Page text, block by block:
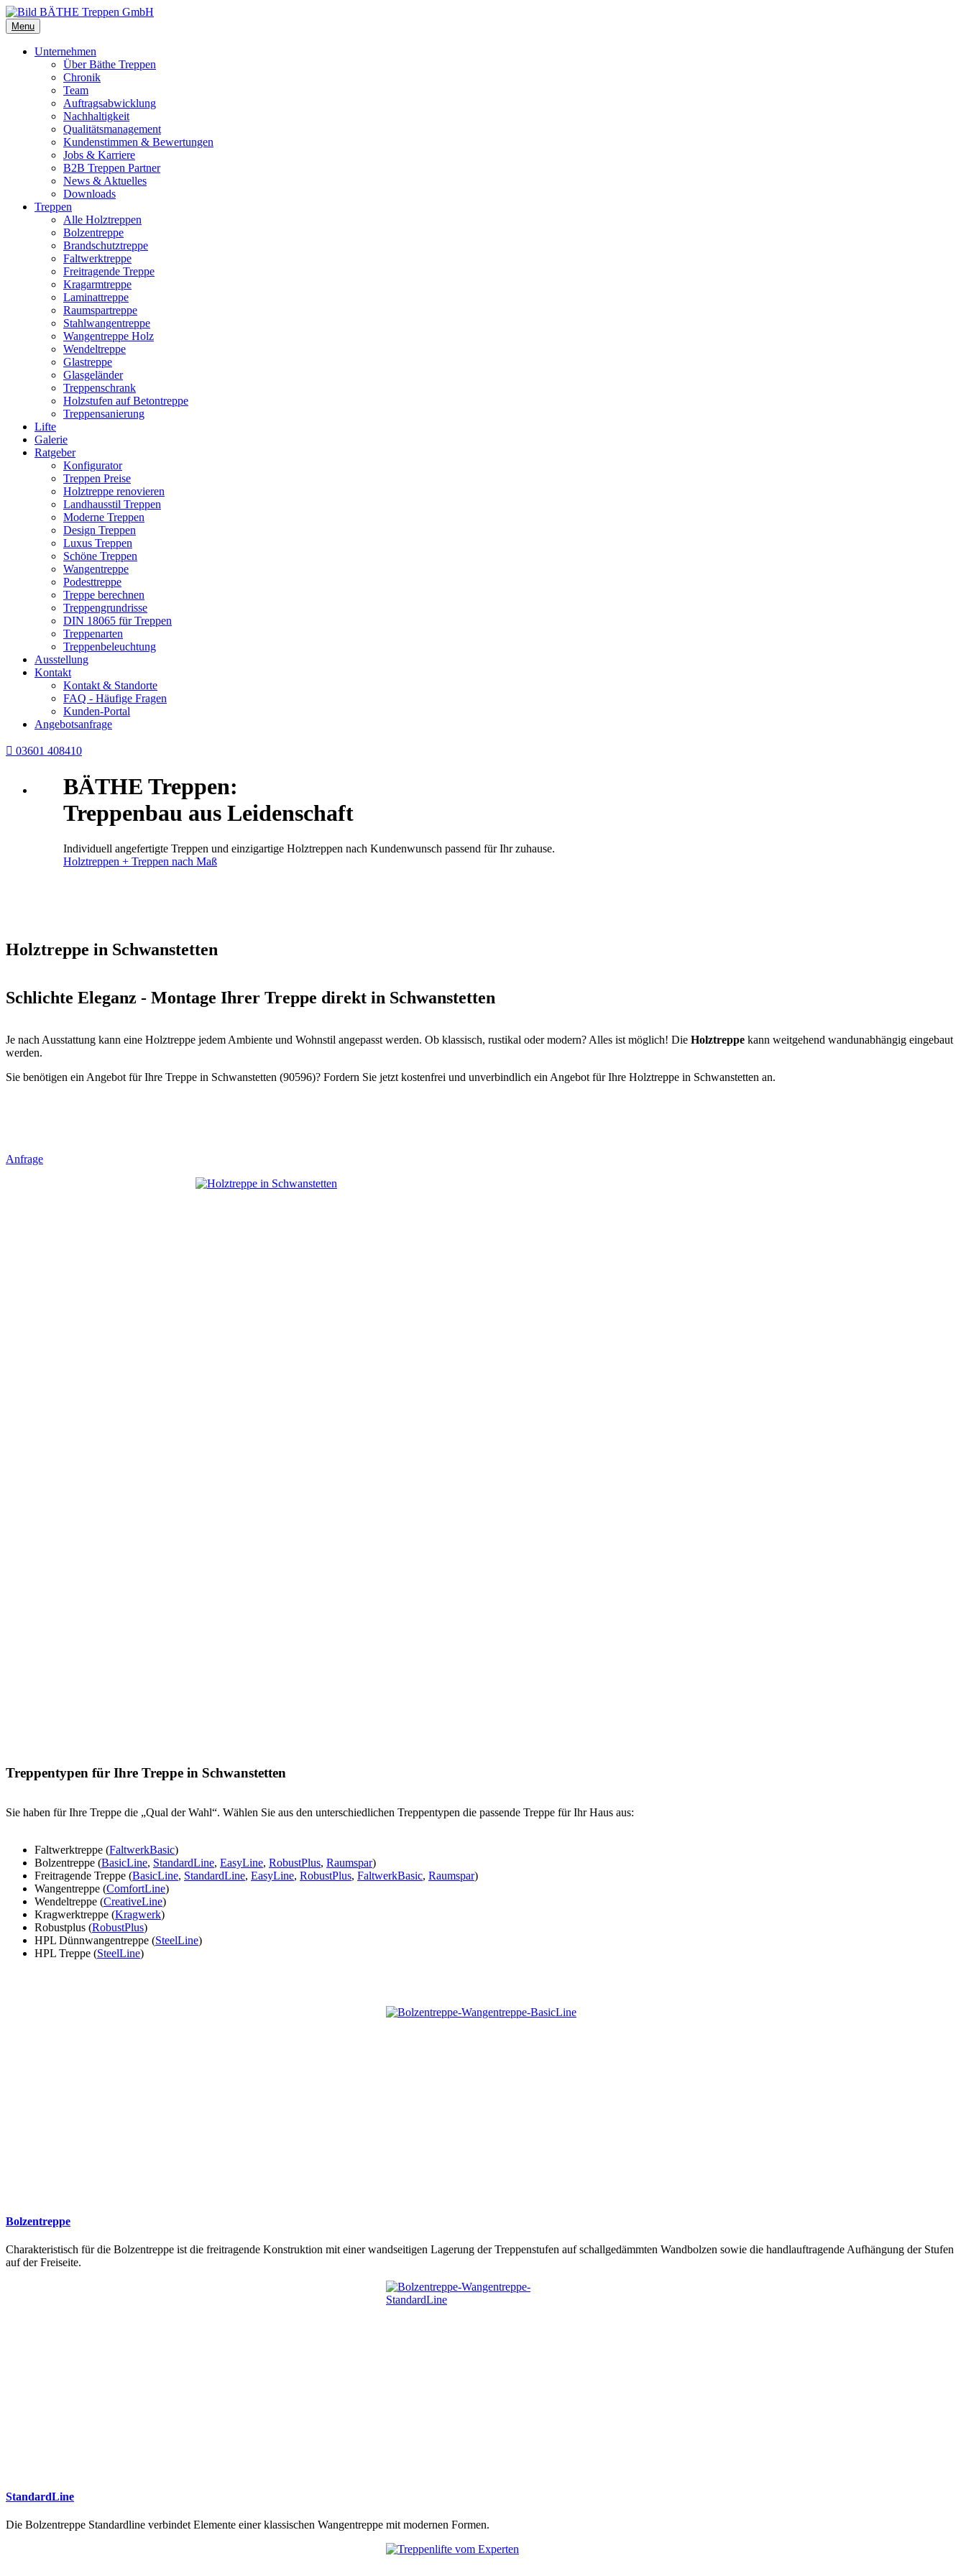
Menu
Unternehmen
Über Bäthe Treppen
Chronik
Team
Auftragsabwicklung
Nachhaltigkeit
Qualitätsmanagement
Kundenstimmen & Bewertungen
Jobs & Karriere
B2B Treppen Partner
News & Aktuelles
Downloads
Treppen
Alle Holztreppen
Bolzentreppe
Brandschutztreppe
Faltwerktreppe
Freitragende Treppe
Kragarmtreppe
Laminattreppe
Raumspartreppe
Stahlwangentreppe
Wangentreppe Holz
Wendeltreppe
Glastreppe
Glasgeländer
Treppenschrank
Holzstufen auf Betontreppe
Treppensanierung
Lifte
Galerie
Ratgeber
Konfigurator
Treppen Preise
Holztreppe renovieren
Landhausstil Treppen
Moderne Treppen
Design Treppen
Luxus Treppen
Schöne Treppen
Wangentreppe
Podesttreppe
Treppe berechnen
Treppengrundrisse
DIN 18065 für Treppen
Treppenarten
Treppenbeleuchtung
Ausstellung
Kontakt
Kontakt & Standorte
FAQ - Häufige Fragen
Kunden-Portal
Angebotsanfrage
 03601 408410
BÄTHE Treppen:
Treppenbau aus Leidenschaft
Individuell angefertigte Treppen und einzigartige Holztreppen nach Kundenwunsch passend für Ihr zuhause.
Holztreppen + Treppen nach Maß
Holztreppe in Schwanstetten
Schlichte Eleganz - Montage Ihrer Treppe direkt in Schwanstetten
Je nach Ausstattung kann eine Holztreppe jedem Ambiente und Wohnstil angepasst werden. Ob klassisch, rustikal oder modern? Alles ist möglich! Die Holztreppe kann weitgehend wandunabhängig eingebaut
werden.
Sie benötigen ein Angebot für Ihre Treppe in Schwanstetten (90596)? Fordern Sie jetzt kostenfrei und unverbindlich ein Angebot für Ihre Holztreppe in Schwanstetten an.
Anfrage
Treppentypen für Ihre Treppe in Schwanstetten
Sie haben für Ihre Treppe die „Qual der Wahl“. Wählen Sie aus den unterschiedlichen Treppentypen die passende Treppe für Ihr Haus aus:
Faltwerktreppe (FaltwerkBasic)
Bolzentreppe (BasicLine, StandardLine, EasyLine, RobustPlus, Raumspar)
Freitragende Treppe (BasicLine, StandardLine, EasyLine, RobustPlus, FaltwerkBasic, Raumspar)
Wangentreppe (ComfortLine)
Wendeltreppe (CreativeLine)
Kragwerktreppe (Kragwerk)
Robustplus (RobustPlus)
HPL Dünnwangentreppe (SteelLine)
HPL Treppe (SteelLine)
Bolzentreppe
Charakteristisch für die Bolzentreppe ist die freitragende Konstruktion mit einer wandseitigen Lagerung der Treppenstufen auf schallgedämmten Wandbolzen sowie die handlauftragende Aufhängung der Stufen
auf der Freiseite.
StandardLine
Die Bolzentreppe Standardline verbindet Elemente einer klassischen Wangentreppe mit modernen Formen.